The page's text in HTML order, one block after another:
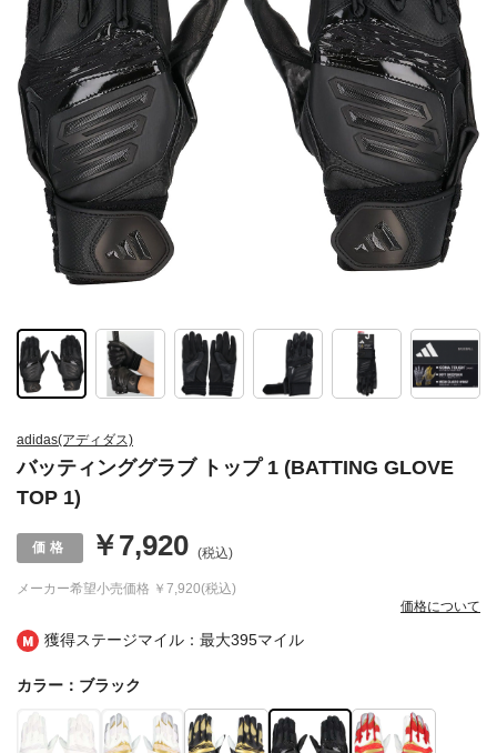
獲得ステージマイル：最大395マイル
adidas(アディダス)
バッティンググラブ トップ 1 (BATTING GLOVE
TOP 1)
メーカー希望小売価格 ￥7,920(税込)
￥7,920 (税込)
価格について
カラー：ブラック